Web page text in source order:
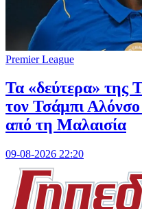
Premier League
Τα «δεύτερα» της
τον Τσάμπι
από τη Μαλαισία
09-08-2026 22:20